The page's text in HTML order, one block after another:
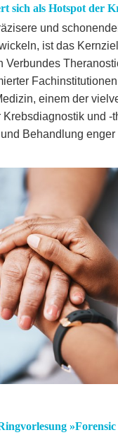
sich als Hotspot der
und
ist das
Verbundes
einem der
Krebsdiagnostik und -
Behandlung enger